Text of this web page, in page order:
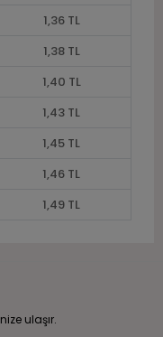
1,36 TL
1,38 TL
1,40 TL
1,43 TL
1,45 TL
1,46 TL
1,49 TL
ulaşır.